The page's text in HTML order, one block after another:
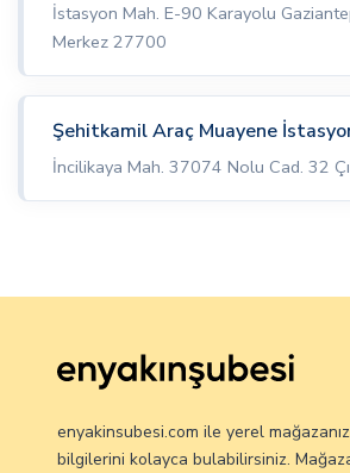
İstasyon Mah. E-90 Karayolu
Merkez 27700
Şehitkamil Araç Muayene
İncilikaya Mah. 37074 Nolu Cad. 32
enyakinsubesi.com ile yerel
bilgilerini kolayca bulabilirsiniz.